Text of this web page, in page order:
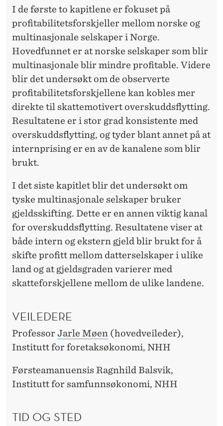
I de første to kapitlene er fokuset på
profitabilitetsforskjeller mellom norske og
multinasjonale selskaper i Norge.
Hovedfunnet er at norske selskaper som blir
multinasjonale blir mindre profitable. Videre
blir det undersøkt om de observerte
profitabilitetsforskjellene kan kobles mer
direkte til skattemotivert overskuddsflytting.
Resultatene er i stor grad konsistente med
overskuddsflytting, og tyder blant annet på at
internprising er en av de kanalene som blir
brukt.
I det siste kapitlet blir det undersøkt om
tyske multinasjonale selskaper bruker
gjeldsskifting. Dette er en annen viktig kanal
for overskuddsflytting. Resultatene viser at
både intern og ekstern gjeld blir brukt for å
skifte profitt mellom datterselskaper i ulike
land og at gjeldsgraden varierer med
skatteforskjellene mellom de ulike landene.
VEILEDERE
Professor Jarle Møen (hovedveileder),
Institutt for foretaksøkonomi, NHH
Førsteamanuensis Ragnhild Balsvik,
Institutt for samfunnsøkonomi, NHH
TID OG STED